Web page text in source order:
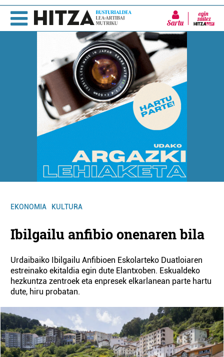
Sartu
EKONOMIA KULTURA
Ibilgailu anfibio onenaren bila
Urdaibaiko Ibilgailu Anfibioen Eskolarteko Duatloiaren
estreinako ekitaldia egin dute Elantxoben. Eskualdeko
hezkuntza zentroek eta enpresek elkarlanean parte hartu
dute, hiru probatan.